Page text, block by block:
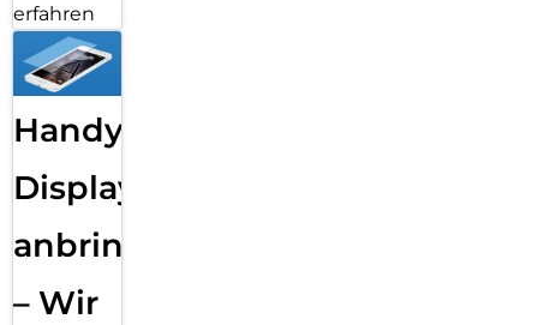
erfahren
Handy
Displayfolie
anbringen
– Wir